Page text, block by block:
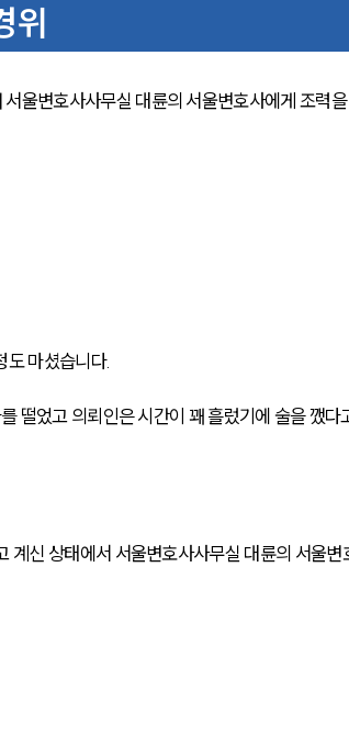
위
울변호사사무실 대륜의 서울변호사에게 조력
도 마셨습니다.
떨었고 의뢰인은 시간이 꽤 흘렀기에 술을 깼다
계신 상태에서 서울변호사사무실 대륜의 서울변